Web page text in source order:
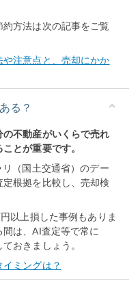
方法は次の記事をご覧
注意点と、売却にかか
る？
不動産がいくらで売れ
とが重要です。
（国土交通省）のデー
根拠を比較し、売却検
以上損した事例もありま
は、AI査定等で常に
おきましょう。
ミングは？